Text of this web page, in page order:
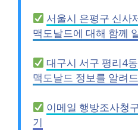
서울시 은평구 신사
맥도날드에 대해 함께
대구시 서구 평리4
맥도날드 정보를 알려
이메일 행방조사청
기